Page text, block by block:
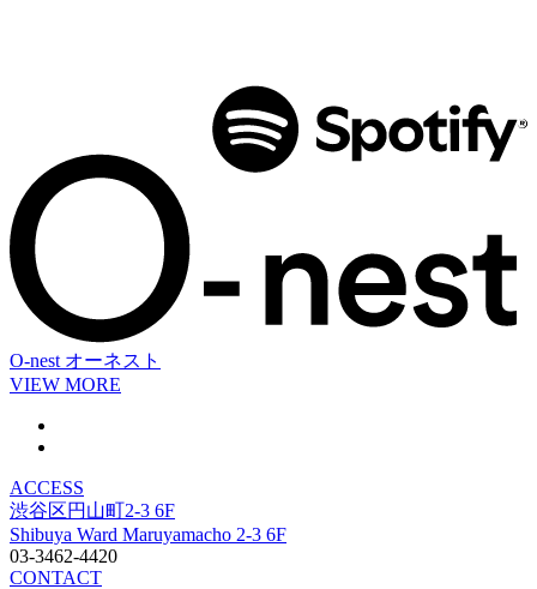
O-nest オーネスト
VIEW MORE
ACCESS
渋谷区円山町2-3 6F
Shibuya Ward Maruyamacho 2-3 6F
03-3462-4420
CONTACT